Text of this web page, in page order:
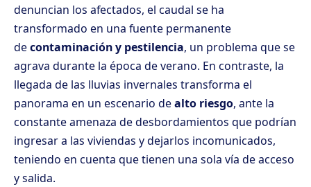
denuncian los afectados, el caudal se ha
transformado en una fuente permanente
decontaminación y pestilencia, un problema que se
agrava durante la época de verano. En contraste, la
llegada de las lluvias invernales transforma el
panorama en un escenario dealto riesgo, ante la
constante amenaza de desbordamientos que podrían
ingresar a las viviendas y dejarlos incomunicados,
teniendo en cuenta que tienen una sola vía de acceso
y salida.